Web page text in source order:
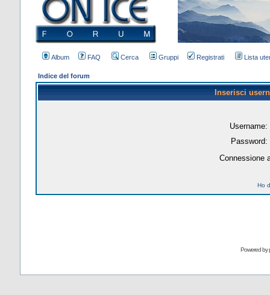
Album FAQ Cerca Gruppi Registrati Lista
Indice del forum
Inserisci
Username:
Password:
Connessione
Ho
Powered by